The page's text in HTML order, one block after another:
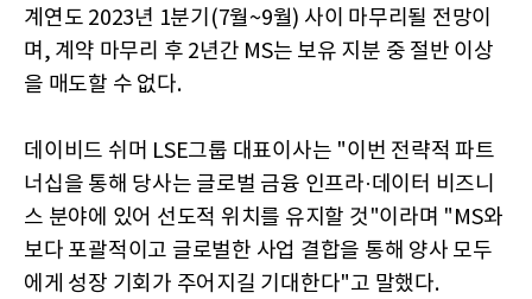
계연도 2023년 1분기(7월~9월) 사이 마무리될 전망이
며, 계약 마무리 후 2년간 MS는 보유 지분 중 절반 이상
을 매도할 수 없다.
데이비드 쉬머 LSE그룹 대표이사는 "이번 전략적 파트
너십을 통해 당사는 글로벌 금융 인프라·데이터 비즈니
스 분야에 있어 선도적 위치를 유지할 것"이라며 "MS와
보다 포괄적이고 글로벌한 사업 결합을 통해 양사 모두
에게 성장 기회가 주어지길 기대한다"고 말했다.